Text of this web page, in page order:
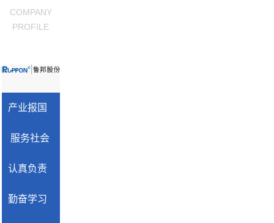
COMPANY
PROFILE
产业报国
服务社会
认真负责
勤奋学习